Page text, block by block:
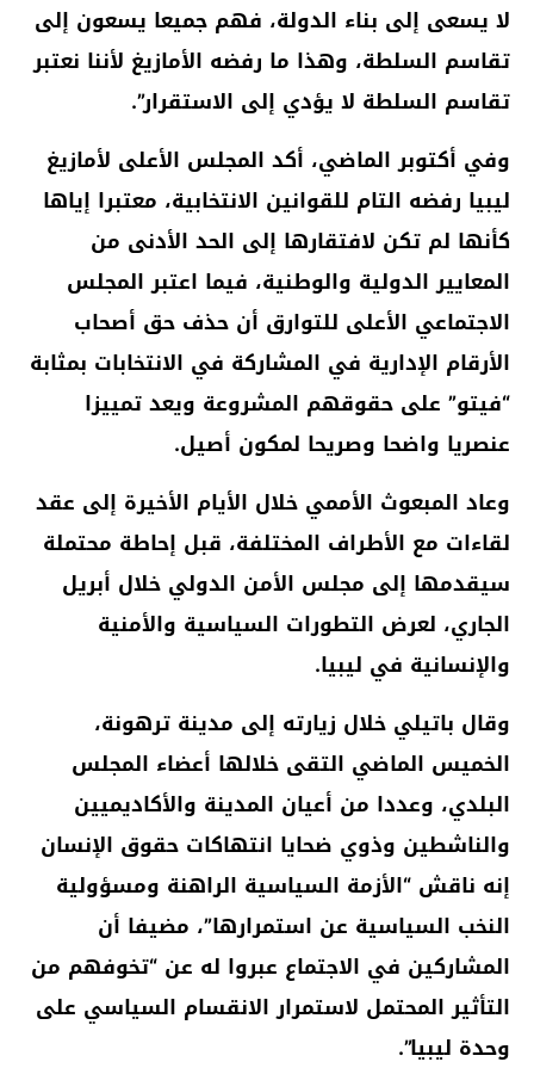
لا يسعى إلى بناء الدولة، فهم جميعا يسعون إلى
تقاسم السلطة، وهذا ما رفضه الأمازيغ لأننا نعتبر
تقاسم السلطة لا يؤدي إلى الاستقرار”.
وفي أكتوبر الماضي، أكد المجلس الأعلى لأمازيغ
ليبيا رفضه التام للقوانين الانتخابية، معتبرا إياها
كأنها لم تكن لافتقارها إلى الحد الأدنى من
المعايير الدولية والوطنية، فيما اعتبر المجلس
الاجتماعي الأعلى للتوارق أن حذف حق أصحاب
الأرقام الإدارية في المشاركة في الانتخابات بمثابة
“فيتو” على حقوقهم المشروعة ويعد تمييزا
عنصريا واضحا وصريحا لمكون أصيل.
وعاد المبعوث الأممي خلال الأيام الأخيرة إلى عقد
لقاءات مع الأطراف المختلفة، قبل إحاطة محتملة
سيقدمها إلى مجلس الأمن الدولي خلال أبريل
الجاري، لعرض التطورات السياسية والأمنية
والإنسانية في ليبيا.
وقال باتيلي خلال زيارته إلى مدينة ترهونة،
الخميس الماضي التقى خلالها أعضاء المجلس
البلدي، وعددا من أعيان المدينة والأكاديميين
والناشطين وذوي ضحايا انتهاكات حقوق الإنسان
إنه ناقش “الأزمة السياسية الراهنة ومسؤولية
النخب السياسية عن استمرارها”، مضيفا أن
المشاركين في الاجتماع عبروا له عن “تخوفهم من
التأثير المحتمل لاستمرار الانقسام السياسي على
وحدة ليبيا”.